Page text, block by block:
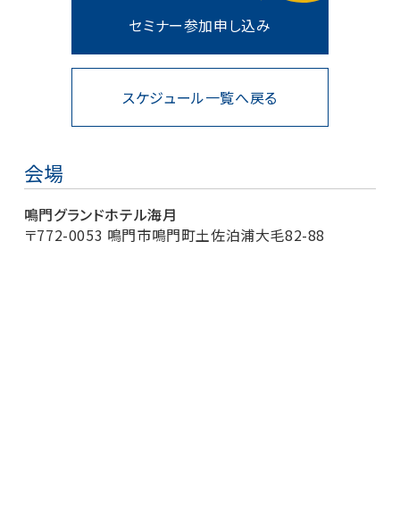
スケジュール一覧へ戻る
セミナー参加申し込み
会場
鳴門グランドホテル海月
〒772-0053 鳴門市鳴門町土佐泊浦大毛82-88